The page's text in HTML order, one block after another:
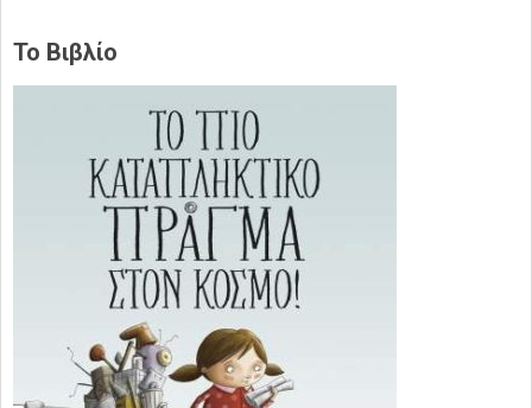
Το Βιβλίο